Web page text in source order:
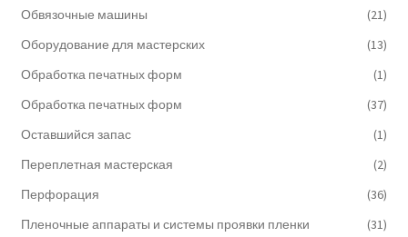
Обвязочные машины
(21)
Оборудование для мастерских
(13)
Обработка печатных форм
(1)
Обработка печатных форм
(37)
Оставшийся запас
(1)
Переплетная мастерская
(2)
Перфорация
(36)
Пленочные аппараты и системы проявки пленки
(31)